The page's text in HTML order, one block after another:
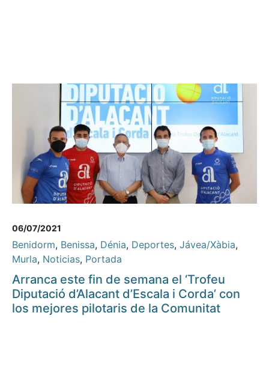
06/07/2021
Benidorm, Benissa, Dénia, Deportes, Jávea/Xàbia,
Murla, Noticias, Portada
Arranca este fin de semana el ‘Trofeu
Diputació d’Alacant d’Escala i Corda’ con
los mejores pilotaris de la Comunitat